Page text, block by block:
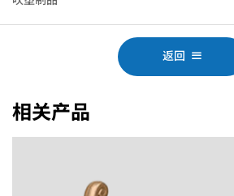
返回
相关产品